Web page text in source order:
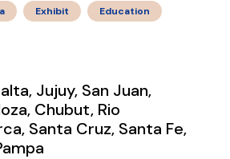
Exhibit Education
Jujuy, San Juan,
Chubut, Rio
Santa Cruz, Santa Fe,